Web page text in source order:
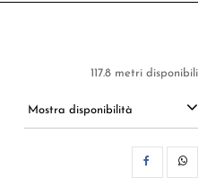
117.8 metri disponibili
Mostra disponibilità